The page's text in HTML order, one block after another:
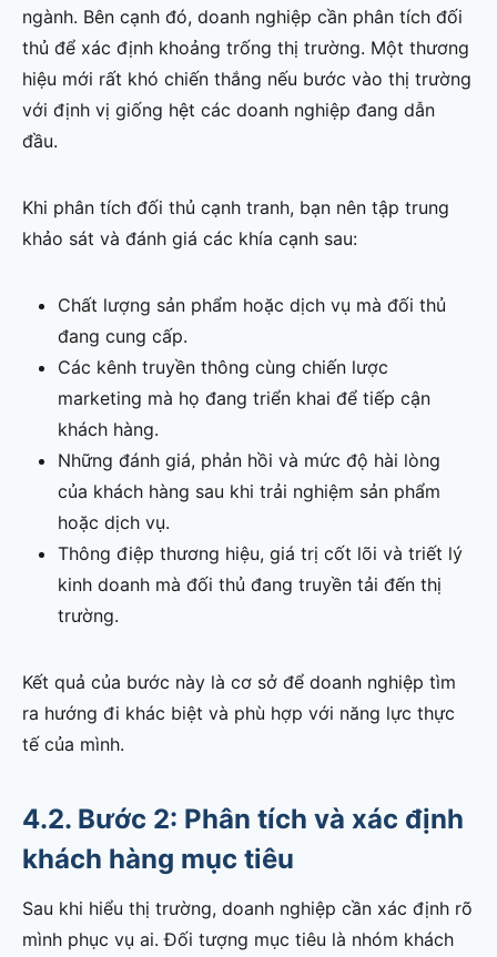
ngành. Bên cạnh đó, doanh nghiệp cần phân tích đối
thủ để xác định khoảng trống thị trường. Một thương
hiệu mới rất khó chiến thắng nếu bước vào thị trường
với định vị giống hệt các doanh nghiệp đang dẫn
đầu.
Khi phân tích đối thủ cạnh tranh, bạn nên tập trung
khảo sát và đánh giá các khía cạnh sau:
Chất lượng sản phẩm hoặc dịch vụ mà đối thủ
đang cung cấp.
Các kênh truyền thông cùng chiến lược
marketing mà họ đang triển khai để tiếp cận
khách hàng.
Những đánh giá, phản hồi và mức độ hài lòng
của khách hàng sau khi trải nghiệm sản phẩm
hoặc dịch vụ.
Thông điệp thương hiệu, giá trị cốt lõi và triết lý
kinh doanh mà đối thủ đang truyền tải đến thị
trường.
Kết quả của bước này là cơ sở để doanh nghiệp tìm
ra hướng đi khác biệt và phù hợp với năng lực thực
tế của mình.
4.2. Bước 2: Phân tích và xác định
khách hàng mục tiêu
Sau khi hiểu thị trường, doanh nghiệp cần xác định rõ
mình phục vụ ai. Đối tượng mục tiêu là nhóm khách